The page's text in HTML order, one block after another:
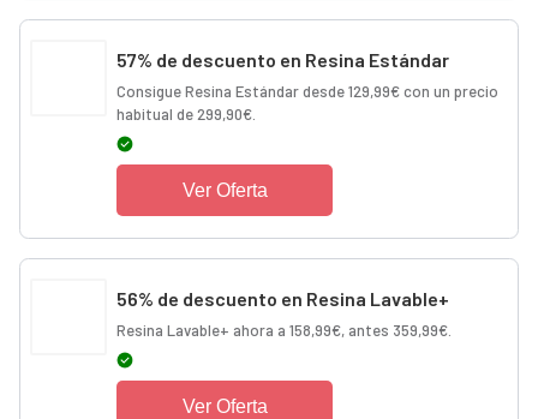
57% de descuento en Resina Estándar
Consigue Resina Estándar desde 129,99€ con un precio
habitual de 299,90€.
Ver Oferta
56% de descuento en Resina Lavable+
Resina Lavable+ ahora a 158,99€, antes 359,99€.
Ver Oferta